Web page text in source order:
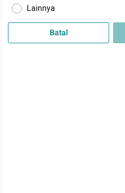
Lainnya
Batal